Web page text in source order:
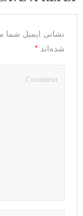
نشانی ایمیل شما
شده‌اند *